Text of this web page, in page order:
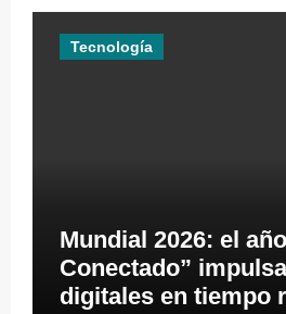
Tecnología
Mundial 2026: el
Conectado”
digitales en tiempo